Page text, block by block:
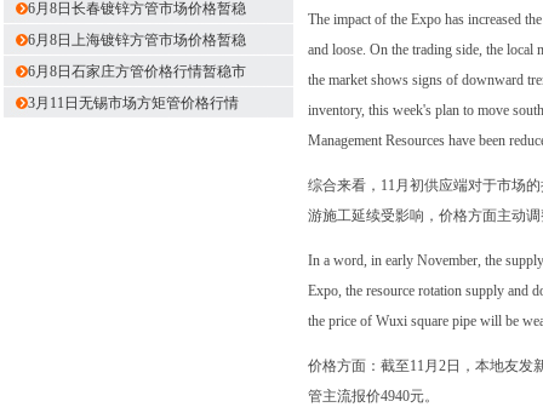
6月8日长春镀锌方管市场价格暂稳
6月8日上海镀锌方管市场价格暂稳
6月8日石家庄方管价格行情暂稳市
3月11日无锡市场方矩管价格行情
The impact of the Expo has increased
and loose. On the trading side, the local
the market shows signs of downward
inventory, this week's plan to move
Management Resources have been
综合来看，11月初供应端对于市场
游施工延续受影响，价格方面主动
In a word, in early November, the
Expo, the resource rotation supply and
the price of Wuxi square pipe will be
价格方面：截至11月2日，本地友发
管主流报价4940元。